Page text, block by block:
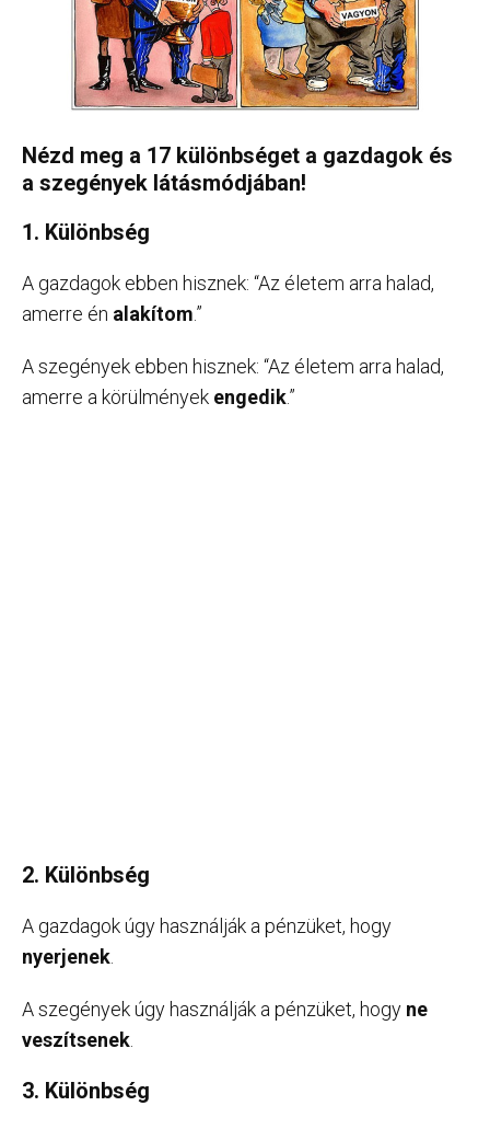
Nézd meg a 17 különbséget a gazdagok és
a szegények látásmódjában!
1. Különbség
A gazdagok ebben hisznek: “Az életem arra halad,
amerre én alakítom.”
A szegények ebben hisznek: “Az életem arra halad,
amerre a körülmények engedik.”
2. Különbség
A gazdagok úgy használják a pénzüket, hogy
nyerjenek
A szegények úgy használják a pénzüket, hogy ne
veszítsenek
3. Különbség